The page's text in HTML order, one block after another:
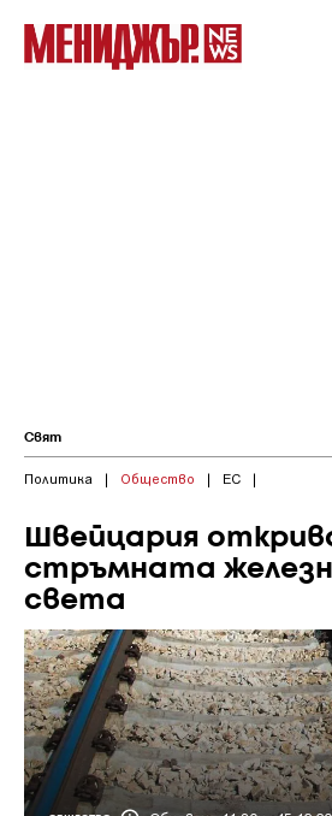
Свят
Политика | Общество | ЕС |
Швейцария
стръмната
света